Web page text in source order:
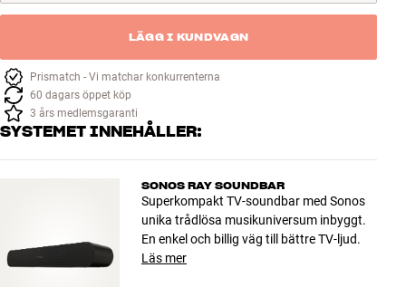
LÄGG I KUNDVAGN
Prismatch - Vi matchar konkurrenterna
60 dagars öppet köp
3 års medlemsgaranti
SYSTEMET INNEHÅLLER:
SONOS RAY SOUNDBAR
Superkompakt TV-soundbar med Sonos
unika trådlösa musikuniversum inbyggt.
En enkel och billig väg till bättre TV-ljud.
Läs mer